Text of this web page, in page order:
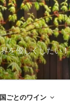
を優しくしたい！
国ごとのワイン